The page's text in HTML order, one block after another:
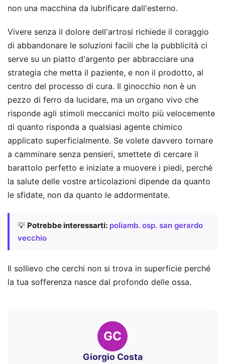
non una macchina da lubrificare dall'esterno.
Vivere senza il dolore dell'artrosi richiede il coraggio
di abbandonare le soluzioni facili che la pubblicità ci
serve su un piatto d'argento per abbracciare una
strategia che metta il paziente, e non il prodotto, al
centro del processo di cura. Il ginocchio non è un
pezzo di ferro da lucidare, ma un organo vivo che
risponde agli stimoli meccanici molto più velocemente
di quanto risponda a qualsiasi agente chimico
applicato superficialmente. Se volete davvero tornare
a camminare senza pensieri, smettete di cercare il
barattolo perfetto e iniziate a muovere i piedi, perché
la salute delle vostre articolazioni dipende da quanto
le sfidate, non da quanto le addormentate.
💡 Potrebbe interessarti: poliamb. osp. san gerardo
vecchio
Il sollievo che cerchi non si trova in superficie perché
la tua sofferenza nasce dal profondo delle ossa.
GC
Giorgio Costa